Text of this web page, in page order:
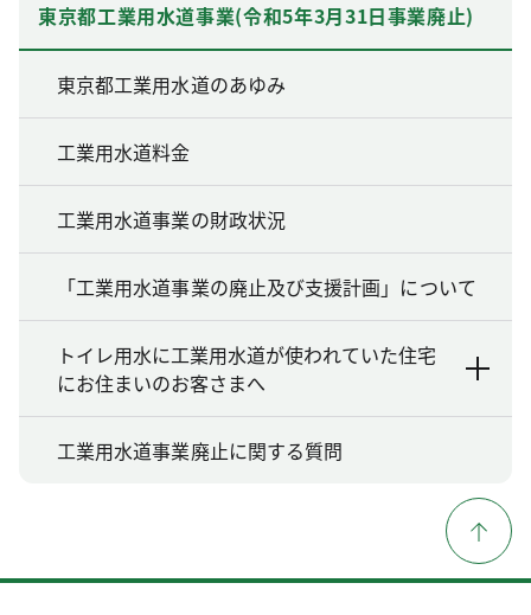
東京都工業用水道事業(令和5年3月31日事業廃止)
東京都工業用水道のあゆみ
工業用水道料金
工業用水道事業の財政状況
「工業用水道事業の廃止及び支援計画」について
トイレ用水に工業用水道が使われていた住宅
にお住まいのお客さまへ
工業用水道事業廃止に関する質問